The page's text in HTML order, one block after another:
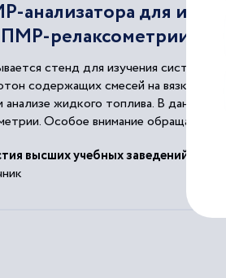
анализатора для
релаксометрии
стенд для изучения системы
содержащих смесей на вязкость
анализе жидкого топлива. В данной
Особое внимание обращается
(конический расширитель) и
а также автоматизацию
высших учебных заведений.